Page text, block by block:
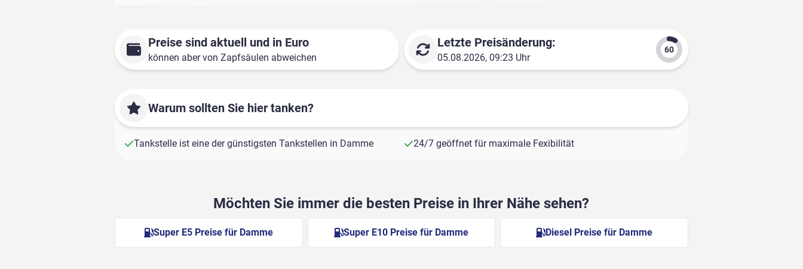
Preise sind aktuell und in Euro
können aber von Zapfsäulen abweichen
Letzte Preisänderung:
05.08.2026, 09:23 Uhr
Warum sollten Sie hier tanken?
Tankstelle ist eine der günstigsten Tankstellen in Damme 24/7 geöffnet für maximale Fexibilität
Möchten Sie immer die besten Preise in Ihrer Nähe sehen?
Super E5 Preise für Damme Super E10 Preise für Damme Diesel Preise für Damme